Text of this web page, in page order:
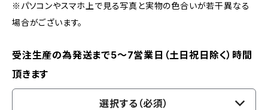
※パソコンやスマホ上で見る写真と実物の色合いが若干異なる
場合がございます。
受注生産の為発送まで5～7営業日（土日祝日除く）時間
頂きます
選択する（必須）